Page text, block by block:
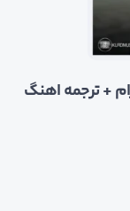
+ ترجمه اهنگ